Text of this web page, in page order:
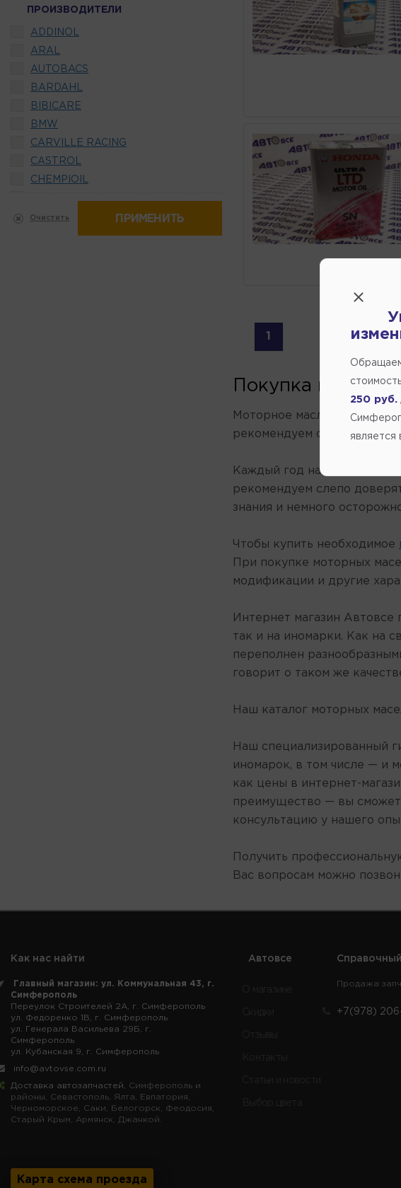
ПРОИЗВОДИТЕЛИ
ADDINOL
ARAL
AUTOBACS
BARDAHL
BIBICARE
BMW
CARVILLE RACING
CASTROL
CHEMPIOIL
ELF
TAKAYAMA
TEBOIL
TOTACHI
TOTAL
TOYOTA
VITEX
VMPAUTO
Очистить ПРИМЕНИТЬ
1
Покупка
Моторное масло HONDA
рекомендуем относиться
Каждый год на авторынке
рекомендуем слепо
знания и немного
Чтобы купить необходимое
При покупке моторных
модификации и другие
Интернет магазин
так и на иномарки. Как на
переполнен
говорит о таком же
Наш каталог моторных
Наш специализированный
иномарок, в том числе — и
как цены в интернет-
преимущество — вы
консультацию у нашего
Получить
Вас вопросам можно
Как нас найти
Главный магазин: ул. Коммунальная 43, г.
Симферополь
Переулок Строителей 2А, г. Симферополь
ул. Федоренко 1В, г. Симферополь
ул. Генерала Васильева 29Б, г.
Симферополь
ул. Кубанская 9, г. Симферополь
info@avtovse.com.ru
Доставка автозапчастей , Симферополь и
районы, Севастополь, Ялта, Евпатория,
Черноморское, Саки, Белогорск, Феодосия,
Старый Крым, Армянск, Джанкой.
Карта схема проезда
Автовсе
Продажа
+7(978)
250 руб.
является